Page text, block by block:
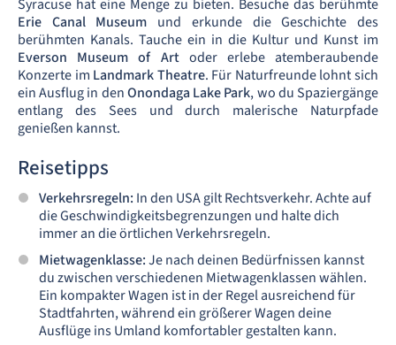
Syracuse hat eine Menge zu bieten. Besuche das berühmte
Erie Canal Museum und erkunde die Geschichte des
berühmten Kanals. Tauche ein in die Kultur und Kunst im
Everson Museum of Artoder erlebe atemberaubende
Konzerte im Landmark Theatre. Für Naturfreunde lohnt sich
ein Ausflug in denOnondaga Lake Park, wo du Spaziergänge
entlang des Sees und durch malerische Naturpfade
genießen kannst.
Reisetipps
Verkehrsregeln: In den USA gilt Rechtsverkehr. Achte auf
die Geschwindigkeitsbegrenzungen und halte dich
immer an die örtlichen Verkehrsregeln.
Mietwagenklasse:Je nach deinen Bedürfnissen kannst
du zwischen verschiedenen Mietwagenklassen wählen.
Ein kompakter Wagen ist in der Regel ausreichend für
Stadtfahrten, während ein größerer Wagen deine
Ausflüge ins Umland komfortabler gestalten kann.